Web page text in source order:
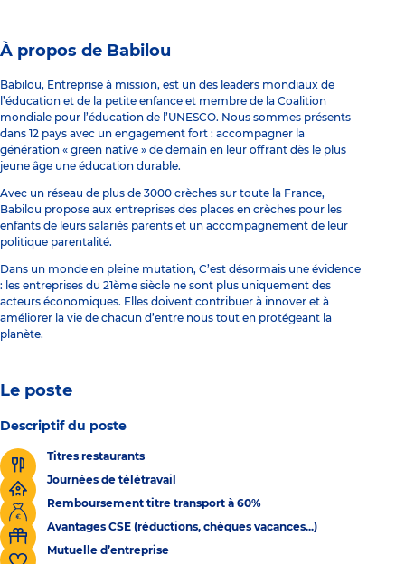
À propos de Babilou
Babilou, Entreprise à mission, est un des leaders mondiaux de
l’éducation et de la petite enfance et membre de la Coalition
mondiale pour l’éducation de l’UNESCO. Nous sommes présents
dans 12 pays avec un engagement fort : accompagner la
génération « green native » de demain en leur offrant dès le plus
jeune âge une éducation durable.
Avec un réseau de plus de 3000 crèches sur toute la France,
Babilou propose aux entreprises des places en crèches pour les
enfants de leurs salariés parents et un accompagnement de leur
politique parentalité.
Dans un monde en pleine mutation, C’est désormais une évidence
: les entreprises du 21ème siècle ne sont plus uniquement des
acteurs économiques. Elles doivent contribuer à innover et à
améliorer la vie de chacun d’entre nous tout en protégeant la
planète.
Le poste
Descriptif du poste
Titres restaurants
Journées de télétravail
Remboursement titre transport à 60%
Avantages CSE (réductions, chèques vacances...)
Mutuelle d’entreprise